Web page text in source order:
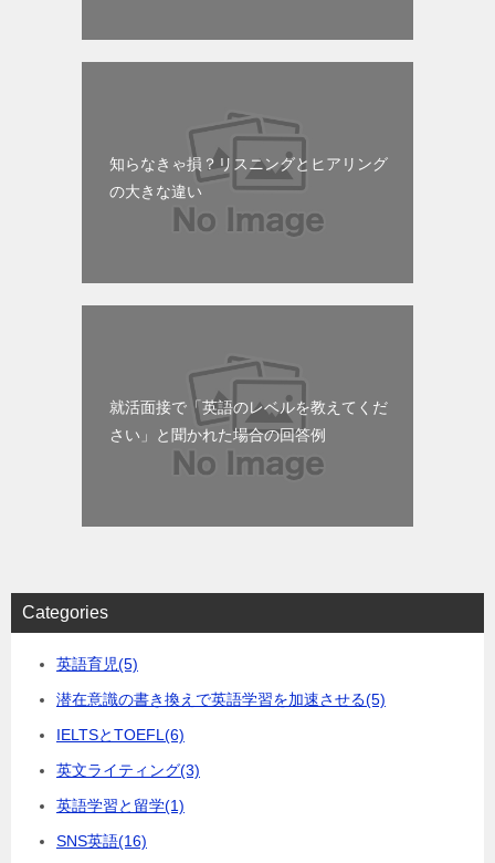
知らなきゃ損？リスニングとヒアリング
の大きな違い
就活面接で「英語のレベルを教えてくだ
さい」と聞かれた場合の回答例
Categories
英語育児(5)
潜在意識の書き換えで英語学習を加速させる(5)
IELTSとTOEFL (6)
英文ライティング(3)
英語学習と留学(1)
SNS英語(16)